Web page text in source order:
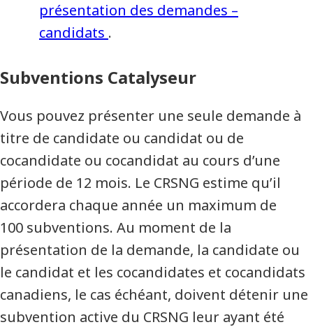
présentation des demandes –
candidats .
Subventions Catalyseur
Vous pouvez présenter une seule demande à
titre de candidate ou candidat ou de
cocandidate ou cocandidat au cours d’une
période de 12 mois. Le CRSNG estime qu’il
accordera chaque année un maximum de
100 subventions. Au moment de la
présentation de la demande, la candidate ou
le candidat et les cocandidates et cocandidats
canadiens, le cas échéant, doivent détenir une
subvention active du CRSNG leur ayant été